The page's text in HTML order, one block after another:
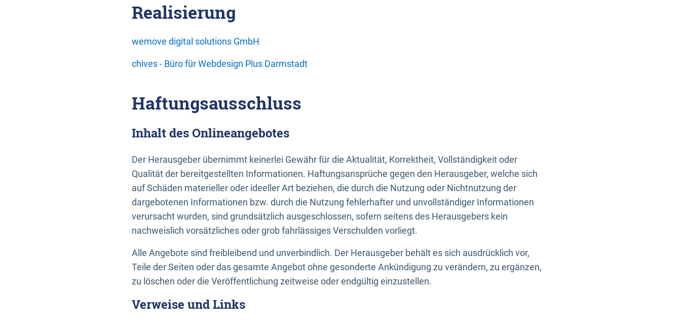
Realisierung
wemove digital solutions GmbH
chives - Büro für Webdesign Plus Darmstadt
Haftungsausschluss
Inhalt des Onlineangebotes
Der Herausgeber übernimmt keinerlei Gewähr für die Aktualität, Korrektheit, Vollständigkeit oder
Qualität der bereitgestellten Informationen. Haftungsansprüche gegen den Herausgeber, welche sich
auf Schäden materieller oder ideeller Art beziehen, die durch die Nutzung oder Nichtnutzung der
dargebotenen Informationen bzw. durch die Nutzung fehlerhafter und unvollständiger Informationen
verursacht wurden, sind grundsätzlich ausgeschlossen, sofern seitens des Herausgebers kein
nachweislich vorsätzliches oder grob fahrlässiges Verschulden vorliegt.
Alle Angebote sind freibleibend und unverbindlich. Der Herausgeber behält es sich ausdrücklich vor,
Teile der Seiten oder das gesamte Angebot ohne gesonderte Ankündigung zu verändern, zu ergänzen,
zu löschen oder die Veröffentlichung zeitweise oder endgültig einzustellen.
Verweise und Links